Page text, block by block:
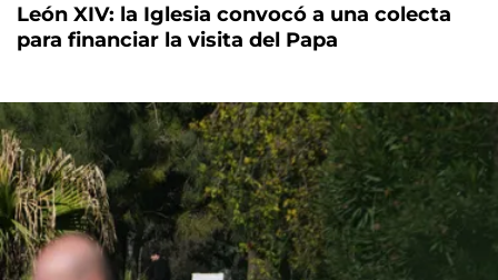
León XIV: la Iglesia convocó a una colecta
para financiar la visita del Papa